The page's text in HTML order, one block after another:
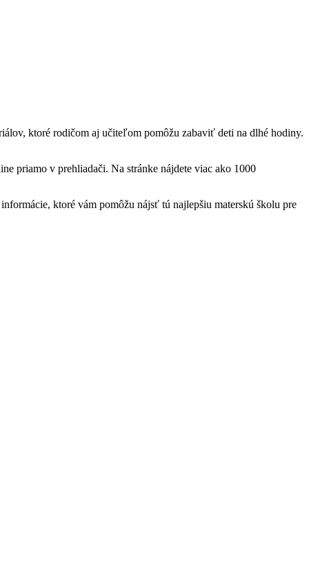
ktoré rodičom aj učiteľom pomôžu zabaviť deti na dlhé hodiny.
priamo v prehliadači. Na stránke nájdete viac ako 1000
ktoré vám pomôžu nájsť tú najlepšiu materskú školu pre